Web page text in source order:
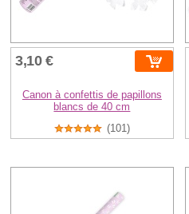
3,10 €
Canon à confettis de papillons
blancs de 40 cm
(101)